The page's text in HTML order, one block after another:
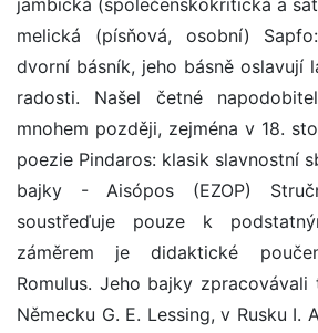
jambická (společenskokritická a
melická (písňová, osobní)
dvorní básník, jeho básně oslavují
radosti. Našel četné
mnohem později, zejména v 18.
poezie Pindaros: klasik slavnostní
bajky - Aisópos (EZOP)
soustřeďuje pouze k
záměrem je didaktické
Romulus. Jeho bajky zpracovávali
Německu G. E. Lessing, v Rusku I.